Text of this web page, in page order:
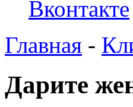
Главная -
Дарите